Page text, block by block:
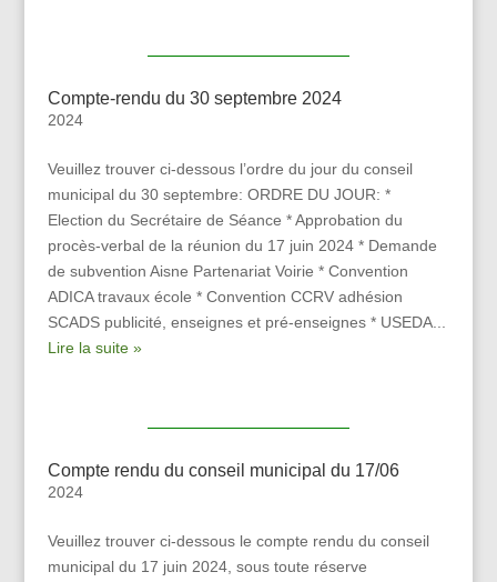
Compte-rendu du 30 septembre 2024
2024
Veuillez trouver ci-dessous l’ordre du jour du conseil
municipal du 30 septembre: ORDRE DU JOUR: *
Election du Secrétaire de Séance * Approbation du
procès-verbal de la réunion du 17 juin 2024 * Demande
de subvention Aisne Partenariat Voirie * Convention
ADICA travaux école * Convention CCRV adhésion
SCADS publicité, enseignes et pré-enseignes * USEDA...
Lire la suite »
Compte rendu du conseil municipal du 17/06
2024
Veuillez trouver ci-dessous le compte rendu du conseil
municipal du 17 juin 2024, sous toute réserve